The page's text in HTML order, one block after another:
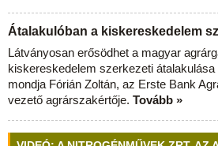
Átalakulóban a kiskereskedelem
Látványosan erősödhet a magyar
kiskereskedelem szerkezeti
mondja Fórián Zoltán, az Erste Bank
vezető agrárszakértője. Tovább »